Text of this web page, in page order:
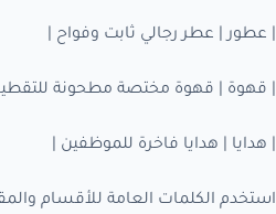
| عطور | عطر رجالي ثابت وفواح |
| قهوة | قهوة مختصة مطحونة للتقطير
| هدايا | هدايا فاخرة للموظفين |
استخدم الكلمات العامة للأقسام